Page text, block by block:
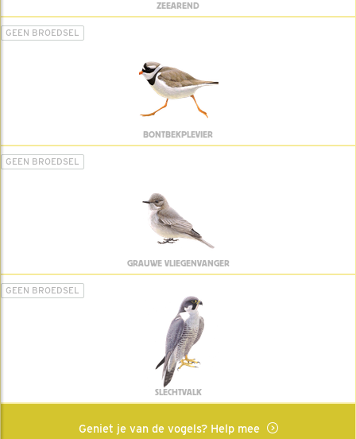
ZEEAREND
GEEN BROEDSEL
BONTBEKPLEVIER
GEEN BROEDSEL
GRAUWE VLIEGENVANGER
GEEN BROEDSEL
SLECHTVALK
Geniet je van de vogels? Help mee